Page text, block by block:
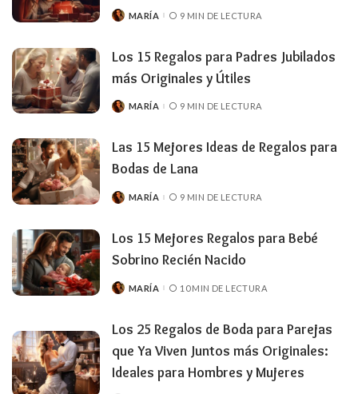
PUBLICADO
MARÍA 9 MIN DE LECTURA
Los 15 Regalos para Padres Jubilados
más Originales y Útiles
PUBLICADO
MARÍA 9 MIN DE LECTURA
Las 15 Mejores Ideas de Regalos para
Bodas de Lana
PUBLICADO
MARÍA 9 MIN DE LECTURA
Los 15 Mejores Regalos para Bebé
Sobrino Recién Nacido
PUBLICADO
MARÍA 10 MIN DE LECTURA
Los 25 Regalos de Boda para Parejas
que Ya Viven Juntos más Originales:
Ideales para Hombres y Mujeres